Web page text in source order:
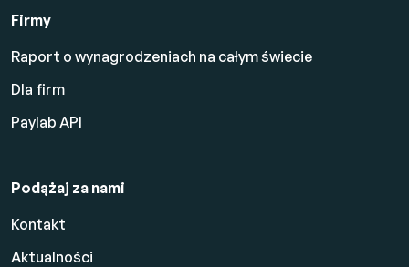
Firmy
Raport o wynagrodzeniach na całym świecie
Dla firm
Paylab API
Podążaj za nami
Kontakt
Aktualności